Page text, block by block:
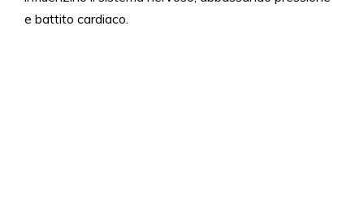
e battito cardiaco.